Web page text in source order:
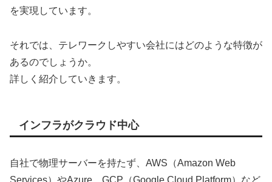
を実現しています。
それでは、テレワークしやすい会社にはどのような特徴が
あるのでしょうか。
詳しく紹介していきます。
インフラがクラウド中心
自社で物理サーバーを持たず、AWS（Amazon Web